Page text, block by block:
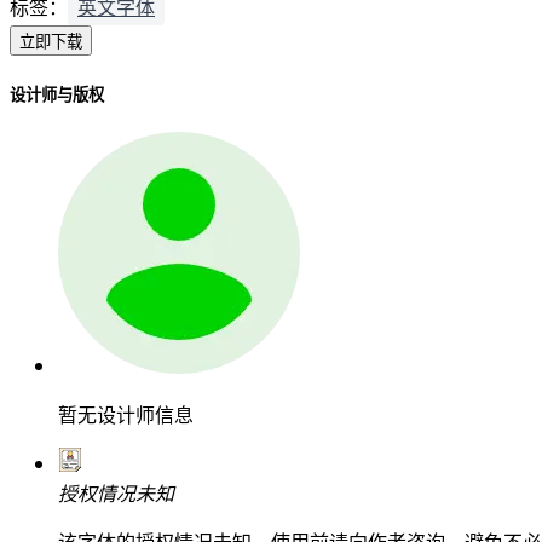
标签： 英文字体
立即下载
设计师与版权
暂无设计师信息
授权情况未知